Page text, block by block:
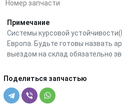
Номер запчасти
Примечание
Системы курсовой
Европа. Будьте готовы назвать
выездом на склад обязательно
Поделиться запчастью